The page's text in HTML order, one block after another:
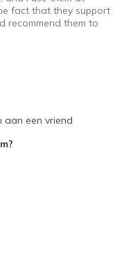
fact that they support
recommend them to
aan een vriend